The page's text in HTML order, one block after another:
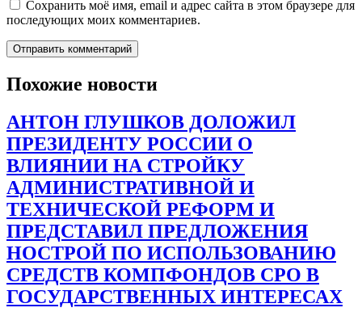
Сохранить моё имя, email и адрес сайта в этом браузере для
последующих моих комментариев.
Похожие новости
АНТОН ГЛУШКОВ ДОЛОЖИЛ
ПРЕЗИДЕНТУ РОССИИ О
ВЛИЯНИИ НА СТРОЙКУ
АДМИНИСТРАТИВНОЙ И
ТЕХНИЧЕСКОЙ РЕФОРМ И
ПРЕДСТАВИЛ ПРЕДЛОЖЕНИЯ
НОСТРОЙ ПО ИСПОЛЬЗОВАНИЮ
СРЕДСТВ КОМПФОНДОВ СРО В
ГОСУДАРСТВЕННЫХ ИНТЕРЕСАХ